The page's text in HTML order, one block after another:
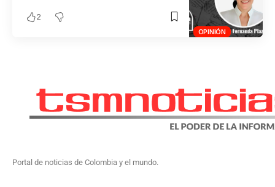
OPINIÓN
2
Portal de noticias de Colombia y el mundo.